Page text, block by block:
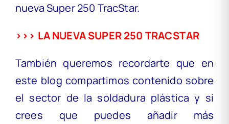
nueva Super 250 TracStar.
>>> LA NUEVA SUPER 250 TRACSTAR
También queremos recordarte que en
este blog compartimos contenido sobre
el sector de la soldadura plástica y si
crees que puedes añadir más